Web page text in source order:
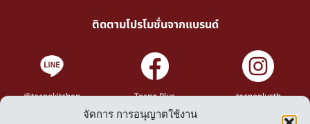
จัดการ การอนุญาตใช้งาน
ติดตามโปรโมชั่นจากแบรนด์
@tecnokitchen Tecno Plus tecnoplusth